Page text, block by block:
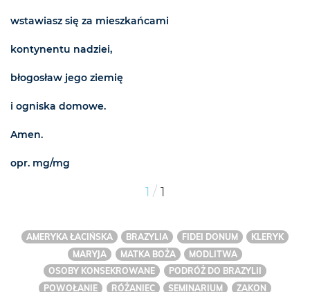
wstawiasz się za mieszkańcami
kontynentu nadziei,
błogosław jego ziemię
i ogniska domowe.
Amen.
opr. mg/mg
1 / 1
AMERYKA ŁACIŃSKA BRAZYLIA FIDEI DONUM
KLERYK
MARYJA
MATKA BOŻA
MODLITWA
OSOBY KONSEKROWANE
PODRÓŻ DO BRAZYLII
POWOŁANIE
RÓŻANIEC SEMINARIUM
ZAKON